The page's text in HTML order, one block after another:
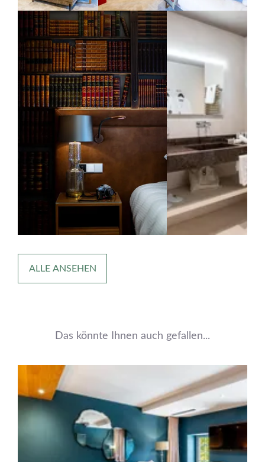
ALLE ANSEHEN
Das könnte Ihnen auch gefallen...